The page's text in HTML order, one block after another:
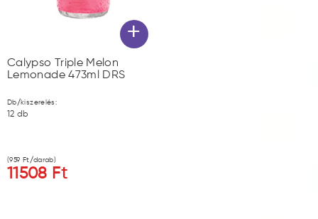
+
Calypso Triple Melon
Lemonade 473ml DRS
Db/kiszerelés:
12 db
(959 Ft/darab)
11508 Ft